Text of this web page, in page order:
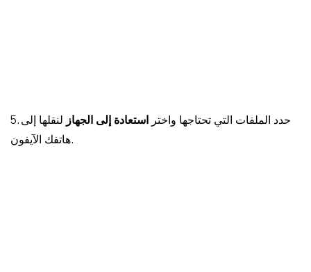
5. حدد الملفات التي تحتاجها واختر استعادة إلى الجهاز لنقلها إلى
هاتفك الآيفون.